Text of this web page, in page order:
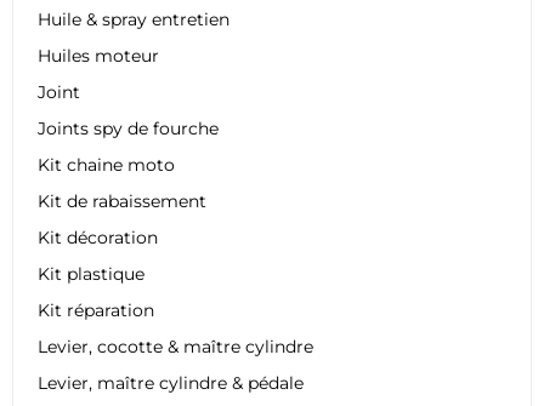
Huile & spray entretien
Huiles moteur
Joint
Joints spy de fourche
Kit chaine moto
Kit de rabaissement
Kit décoration
Kit plastique
Kit réparation
Levier, cocotte & maître cylindre
Levier, maître cylindre & pédale